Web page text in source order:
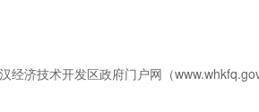
济技术开发区政府门户网（